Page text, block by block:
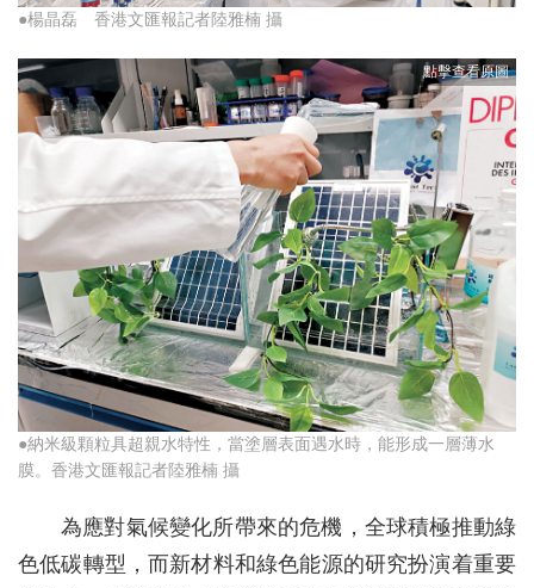
●楊晶磊 香港文匯報記者陸雅楠 攝
●納米級顆粒具超親水特性，當塗層表面遇水時，能形成一層薄水
膜。香港文匯報記者陸雅楠 攝
為應對氣候變化所帶來的危機，全球積極推動綠
色低碳轉型，而新材料和綠色能源的研究扮演着重要